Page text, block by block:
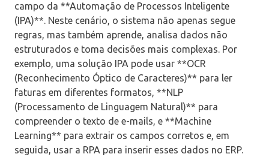
campo da **Automação de Processos Inteligente
(IPA)**. Neste cenário, o sistema não apenas segue
regras, mas também aprende, analisa dados não
estruturados e toma decisões mais complexas. Por
exemplo, uma solução IPA pode usar **OCR
(Reconhecimento Óptico de Caracteres)** para ler
faturas em diferentes formatos, **NLP
(Processamento de Linguagem Natural)** para
compreender o texto de e-mails, e **Machine
Learning** para extrair os campos corretos e, em
seguida, usar a RPA para inserir esses dados no ERP.